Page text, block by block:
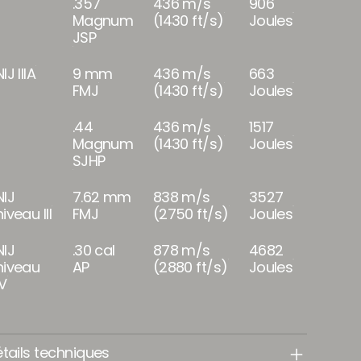
Magnum
JSP
(1430 ft/s)
Joules
IIIA
9 mm
FMJ
436 m/s
(1430 ft/s)
663
Joules
.44
Magnum
SJHP
436 m/s
(1430 ft/s)
1517
Joules
III
7.62 mm
FMJ
838 m/s
(2750 ft/s)
3527
Joules
.30 cal
AP
878 m/s
(2880 ft/s)
4682
Joules
techniques